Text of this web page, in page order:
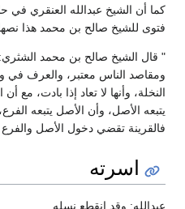
كما أن الشيخ عبدالله العنقري في
فتوى للشيخ صالح بن محمد هذا
" قال الشيخ صالح بن محمد
ومقاصد الناس معتبر، والعرف في
النخلة، وأنها لا تعاد إذا بادت،
يتبعه الأصل، وأن الأصل يتبعه
فالقرينة تقضي دخول الأصل والفرع
اسرته
عبدالله: وقد انقطع نسله